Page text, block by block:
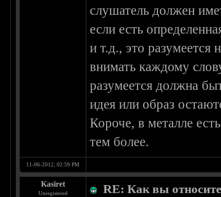
слушатель должен
если есть
и т.д., это разумеется
внимать каждому
разумеется должна
идея или образ
Короче, в металле
тем более.
11-06-2012, 02:59 PM
Kasiret
Unregistered RE: Как вы